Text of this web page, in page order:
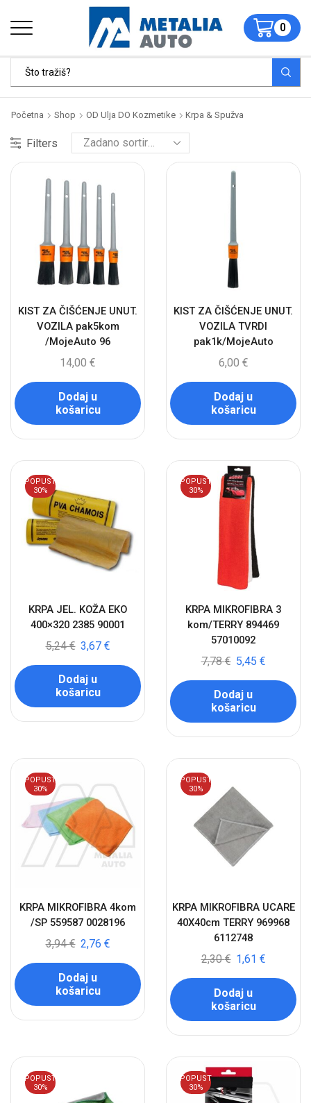
0
Početna Shop OD Ulja DO Kozmetike Krpa & Spužva
Filters
KIST ZA ČIŠĆENJE UNUT.
VOZILA pak5kom
/MojeAuto 96
14,00 €
Dodaj u
košaricu
KIST ZA ČIŠĆENJE UNUT.
VOZILA TVRDI
pak1k/MojeAuto
6,00 €
Dodaj u
košaricu
POPUST
30%
KRPA JEL. KOŽA EKO
400×320 2385 90001
5,24€ 3,67 €
Dodaj u
košaricu
POPUST
30%
KRPA MIKROFIBRA 3
kom/TERRY 894469
57010092
7,78€ 5,45 €
Dodaj u
košaricu
POPUST
30%
KRPA MIKROFIBRA 4kom
/SP 559587 0028196
3,94€ 2,76 €
Dodaj u
košaricu
POPUST
30%
KRPA MIKROFIBRA UCARE
40X40cm TERRY 969968
6112748
2,30€ 1,61 €
Dodaj u
košaricu
POPUST
30%
POPUST
30%